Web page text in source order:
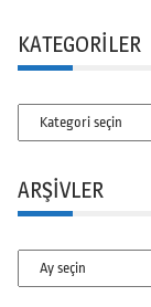
KATEGORILER
Kategoriler
ARŞIVLER
Arşivler